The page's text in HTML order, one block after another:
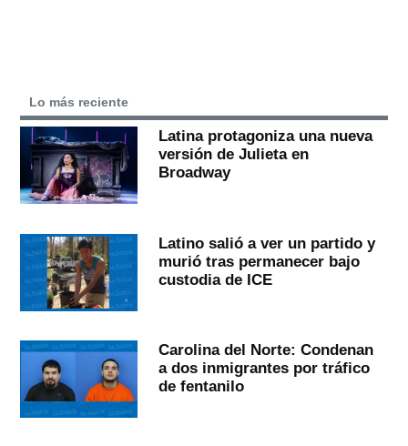
Lo más reciente
Latina protagoniza una nueva
versión de Julieta en
Broadway
Latino salió a ver un partido y
murió tras permanecer bajo
custodia de ICE
Carolina del Norte: Condenan
a dos inmigrantes por tráfico
de fentanilo